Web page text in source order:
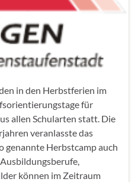
in den Herbstferien im
für
allen Schularten statt. Die
veranlasste das
genannte Herbstcamp auch
können im Zeitraum